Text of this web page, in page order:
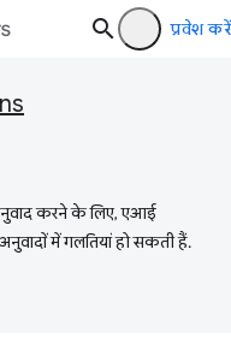
प्रवेश करें
करने के लिए, एआई
में गलतियां हो सकती हैं.